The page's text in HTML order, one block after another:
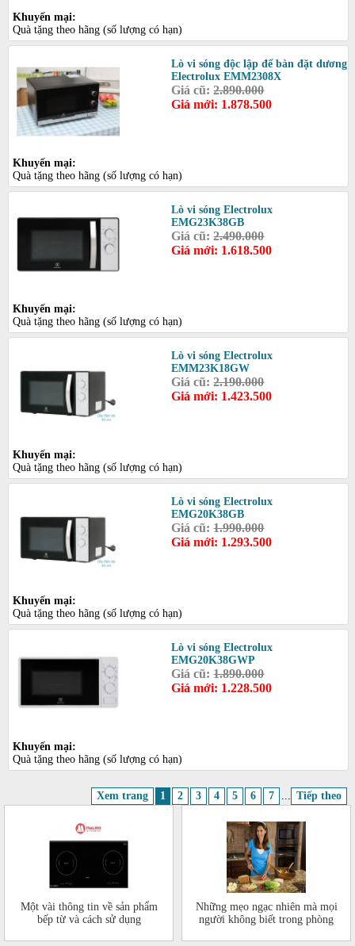
Khuyến mại:
Quà tặng theo hãng (số lượng có hạn)
Lò vi sóng độc lập để bàn đặt dương
Electrolux EMM2308X
Giá cũ:2.890.000
Giá mới: 1.878.500
Khuyến mại:
Quà tặng theo hãng (số lượng có hạn)
Lò vi sóng Electrolux
EMG23K38GB
Giá cũ:2.490.000
Giá mới: 1.618.500
Khuyến mại:
Quà tặng theo hãng (số lượng có hạn)
Lò vi sóng Electrolux
EMM23K18GW
Giá cũ:2.190.000
Giá mới: 1.423.500
Khuyến mại:
Quà tặng theo hãng (số lượng có hạn)
Lò vi sóng Electrolux
EMG20K38GB
Giá cũ:1.990.000
Giá mới: 1.293.500
Khuyến mại:
Quà tặng theo hãng (số lượng có hạn)
Lò vi sóng Electrolux
EMG20K38GWP
Giá cũ:1.890.000
Giá mới: 1.228.500
Khuyến mại:
Quà tặng theo hãng (số lượng có hạn)
Xem trang 1 2 3 4 5 6 7 Tiếp theo
Một vài thông tin về sản phẩm
bếp từ và cách sử dụng
Những mẹo ngạc nhiên mà mọi
người không biết trong phòng